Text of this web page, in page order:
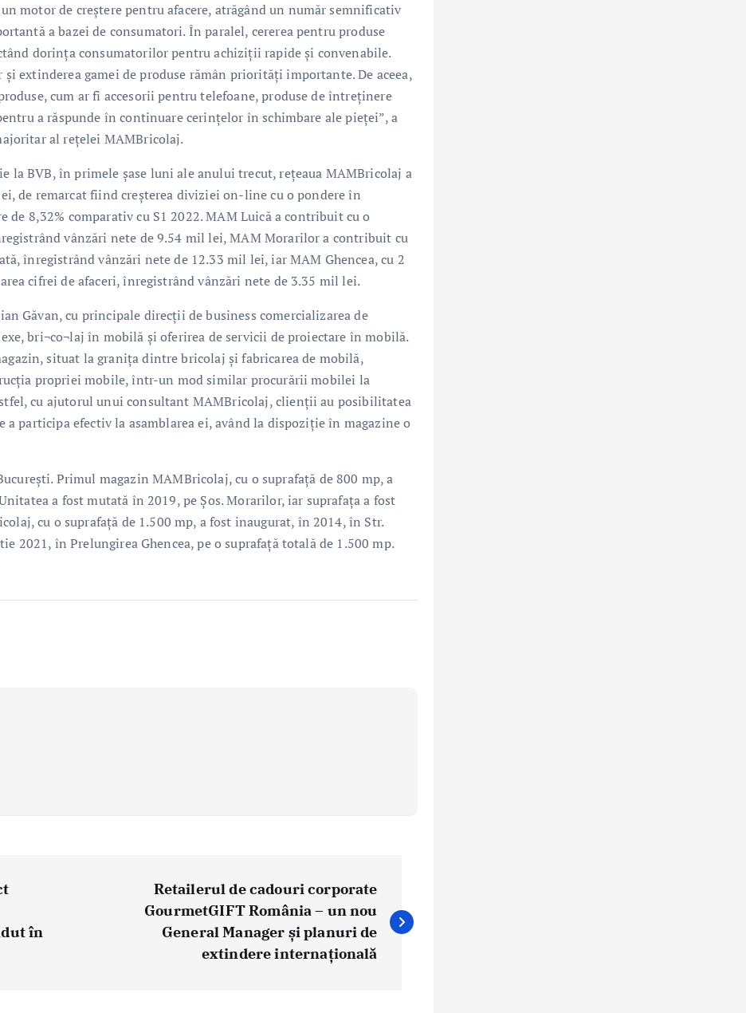
motor de creștere pentru afacere, atrăgând un număr semnificativ
a bazei de consumatori. În paralel, cererea pentru produse
dorința consumatorilor pentru achiziții rapide și convenabile.
extinderea gamei de produse rămân priorități importante. De aceea,
cum ar fi accesorii pentru telefoane, produse de întreținere
a răspunde în continuare cerințelor în schimbare ale pieței”, a
al rețelei MAMBricolaj.
la BVB, în primele șase luni ale anului trecut, rețeaua MAMBricolaj a
de remarcat fiind creșterea diviziei on-line cu o pondere în
de 8,32% comparativ cu S1 2022. MAM Luică a contribuit cu o
vânzări nete de 9.54 mil lei, MAM Morarilor a contribuit cu
înregistrând vânzări nete de 12.33 mil lei, iar MAM Ghencea, cu 2
cifrei de afaceri, înregistrând vânzări nete de 3.35 mil lei.
Găvan, cu principale direcţii de business comercializarea de
bri¬co¬laj în mobilă şi oferirea de servicii de proiectare în mobilă.
situat la granița dintre bricolaj și fabricarea de mobilă,
propriei mobile, într-un mod similar procurării mobilei la
cu ajutorul unui consultant MAMBricolaj, clienții au posibilitatea
a participa efectiv la asamblarea ei, având la dispoziție în magazine o
Primul magazin MAMBricolaj, cu o suprafață de 800 mp, a
a fost mutată în 2019, pe Șos. Morarilor, iar suprafața a fost
cu o suprafață de 1.500 mp, a fost inaugurat, în 2014, în Str.
2021, în Prelungirea Ghencea, pe o suprafață totală de 1.500 mp.
în
Retailerul de cadouri corporate
GourmetGIFT România – un nou
General Manager și planuri de
extindere internațională